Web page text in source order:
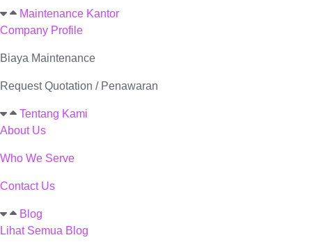
Maintenance Kantor
Company Profile
Biaya Maintenance
Request Quotation / Penawaran
Tentang Kami
About Us
Who We Serve
Contact Us
Blog
Lihat Semua Blog